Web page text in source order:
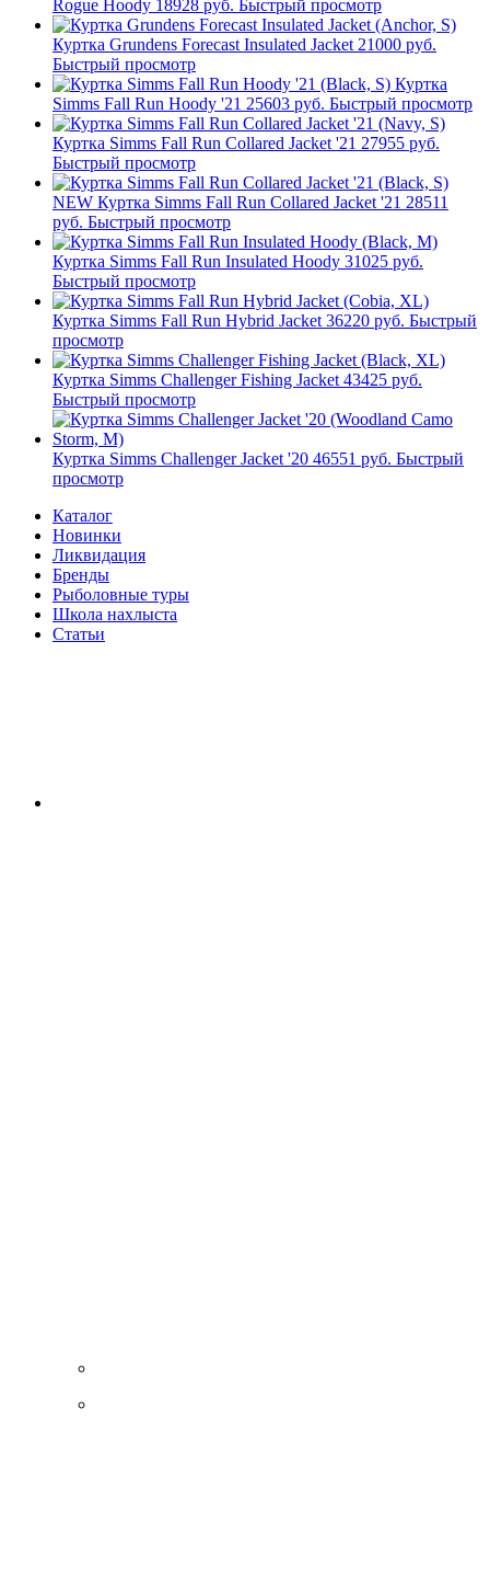
Rogue Hoody 18928 руб. Быстрый просмотр
Куртка Grundens Forecast Insulated Jacket 21000 руб.
Быстрый просмотр
Куртка
Simms Fall Run Hoody '21 25603 руб. Быстрый просмотр
Куртка Simms Fall Run Collared Jacket '21 27955 руб.
Быстрый просмотр
NEW Куртка Simms Fall Run Collared Jacket '21 28511
руб. Быстрый просмотр
Куртка Simms Fall Run Insulated Hoody 31025 руб.
Быстрый просмотр
Куртка Simms Fall Run Hybrid Jacket 36220 руб. Быстрый
просмотр
Куртка Simms Challenger Fishing Jacket 43425 руб.
Быстрый просмотр
Куртка Simms Challenger Jacket '20 46551 руб. Быстрый
просмотр
Каталог
Новинки
Ликвидация
Бренды
Рыболовные туры
Школа нахлыста
Статьи